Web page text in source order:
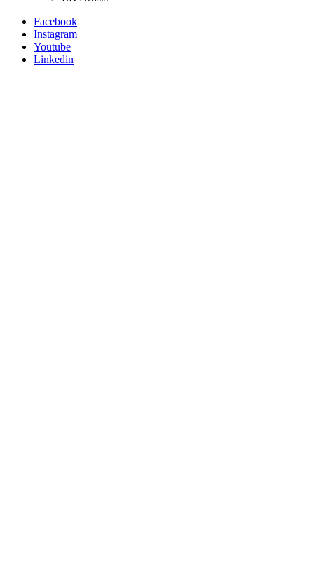
Facebook
Instagram
Youtube
Linkedin